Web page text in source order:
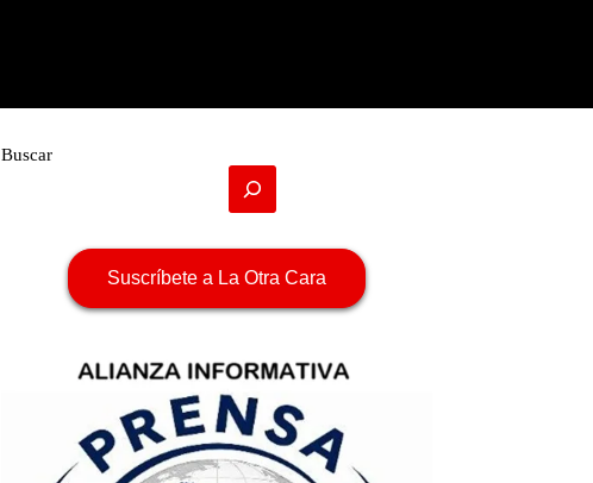
Buscar
Suscríbete a La Otra Cara